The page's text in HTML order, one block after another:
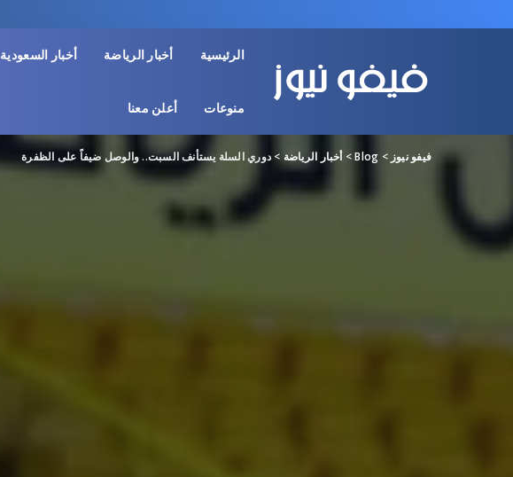
الرئيسية أخبار الرياضة أخبار السعودية
منوعات أعلن معنا
فيفو نيوز >
Blog
> أخبار الرياضة >دوري السلة يستأنف السبت.. والوصل ضيفاً على الظفرة